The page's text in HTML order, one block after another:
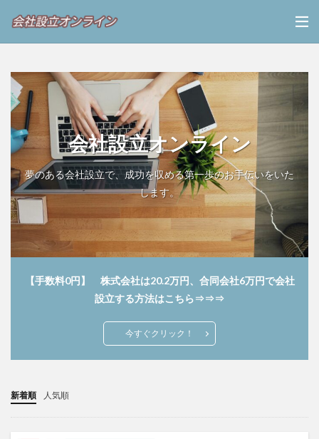
会社設立オンライン
夢のある会社設立で、成功を収める第一歩のお手伝いをいた
します。
【手数料0円】 株式会社は20.2万円、合同会社6万円で会社
設立する方法はこちら⇒⇒⇒
今すぐクリック！
新着順 人気順